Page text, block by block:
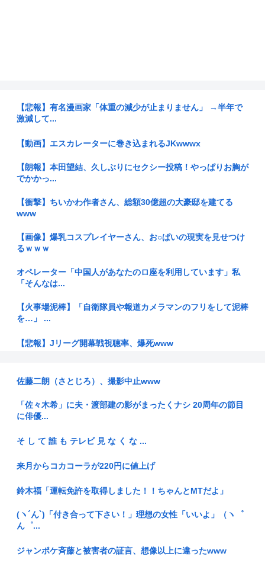
【悲報】有名漫画家「体重の減少が止まりません」 →半年で
激減して...
【動画】エスカレーターに巻き込まれるJKwwwx
【朗報】本田望結、久しぶりにセクシー投稿！やっぱりお胸が
でかかっ...
【衝撃】ちいかわ作者さん、総額30億超の大豪邸を建てる
www
【画像】爆乳コスプレイヤーさん、お○ぱいの現実を見せつけ
るｗｗｗ
オペレーター「中国人があなたのロ座を利用しています」私
「そんなは...
【火事場泥棒】「自衛隊員や報道カメラマンのフリをして泥棒
を…」 ...
【悲報】Jリーグ開幕戦視聴率、爆死www
もなき...
安全ア...
【画像】フジテレビで水着JKwww
日銀が「...
佐藤二朗（さとじろ）、撮影中止www
「佐々木希」に夫・渡部建の影がまったくナシ 20周年の節目
に俳優...
そ し て 誰 も テレビ 見 な く な ...
来月からコカコーラが220円に値上げ
鈴木福「運転免許を取得しました！！ちゃんとMTだよ」
(ヽ´ん`)「付き合って下さい！」理想の女性「いいよ」（ヽ゜
ん゜...
ジャンポケ斉藤と被害者の証言、想像以上に違ったwww